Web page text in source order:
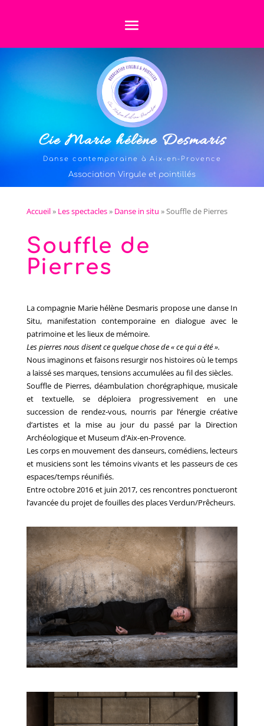
Cie Marie hélène Desmaris
Danse contemporaine à Aix-en-Provence
Association Virgule et pointillés
Accueil» Les spectacles» Danse in situ »Souffle de Pierres
Souffle de
Pierres
La compagnie Marie hélène Desmaris propose une danse In
Situ, manifestation contemporaine en dialogue avec le
patrimoine et les lieux de mémoire.
Les pierres nous disent ce quelque chose de « ce qui a été ».
Nous imaginons et faisons resurgir nos histoires où le temps
a laissé ses marques, tensions accumulées au fil des siècles.
Souffle de Pierres, déambulation chorégraphique, musicale
et textuelle, se déploiera progressivement en une
succession de rendez-vous, nourris par l’énergie créative
d’artistes et la mise au jour du passé par la Direction
Archéologique et Museum d’Aix-en-Provence.
Les corps en mouvement des danseurs, comédiens, lecteurs
et musiciens sont les témoins vivants et les passeurs de ces
espaces/temps réunifiés.
Entre octobre 2016 et juin 2017, ces rencontres ponctueront
l’avancée du projet de fouilles des places Verdun/Prêcheurs.